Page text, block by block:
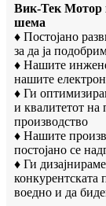
Вик-Тек Мотор
шема
♦ Постојано
за да ја
♦ Нашите
нашите
♦ Ги
и квалитетот
производство
♦ Нашите
постојано се
♦ Ги
конкурентската
воедно и да